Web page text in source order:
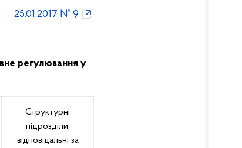
25.01.2017 № 9
регулювання у
Структурні
підрозділи,
відповідальні за